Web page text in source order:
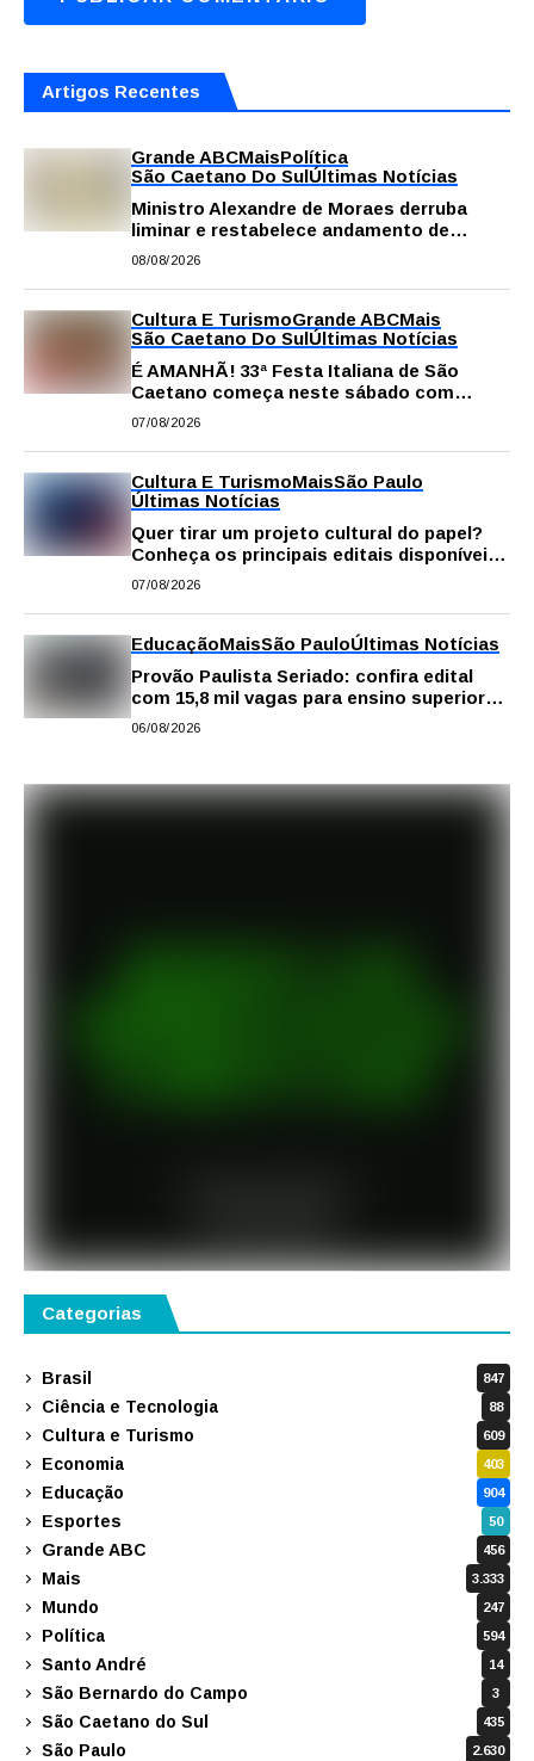
Artigos Recentes
Grande ABCMaisPolítica
São Caetano Do SulÚltimas Notícias
Ministro Alexandre de Moraes derruba
liminar e restabelece andamento de
comissão processante contra vereador
08/08/2026
Cultura E TurismoGrande ABCMais
São Caetano Do SulÚltimas Notícias
É AMANHÃ! 33ª Festa Italiana de São
Caetano começa neste sábado com
gastronomia, música e solidariedade
07/08/2026
Cultura E TurismoMaisSão Paulo
Últimas Notícias
Quer tirar um projeto cultural do papel?
Conheça os principais editais disponíveis
em São Paulo
07/08/2026
EducaçãoMaisSão PauloÚltimas Notícias
Provão Paulista Seriado: confira edital
com 15,8 mil vagas para ensino superior
público
06/08/2026
Categorias
Brasil 847
Ciência e Tecnologia 88
Cultura e Turismo 609
Economia 403
Educação 904
Esportes 50
Grande ABC 456
Mais 3.333
Mundo 247
Política 594
Santo André 14
São Bernardo do Campo 3
São Caetano do Sul 435
São Paulo 2.630